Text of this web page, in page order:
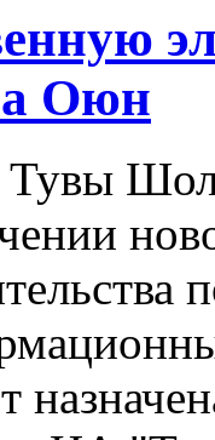
Оюн
Тувы